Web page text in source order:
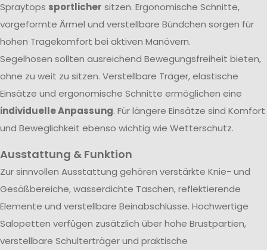
Spraytops sportlicher sitzen. Ergonomische Schnitte,
vorgeformte Ärmel und verstellbare Bündchen sorgen für
hohen Tragekomfort bei aktiven Manövern.
Segelhosen sollten ausreichend Bewegungsfreiheit bieten,
ohne zu weit zu sitzen. Verstellbare Träger, elastische
Einsätze und ergonomische Schnitte ermöglichen eine
individuelle Anpassung. Für längere Einsätze sind Komfort
und Beweglichkeit ebenso wichtig wie Wetterschutz.
Ausstattung & Funktion
Zur sinnvollen Ausstattung gehören verstärkte Knie- und
Gesäßbereiche, wasserdichte Taschen, reflektierende
Elemente und verstellbare Beinabschlüsse. Hochwertige
Salopetten verfügen zusätzlich über hohe Brustpartien,
verstellbare Schulterträger und praktische